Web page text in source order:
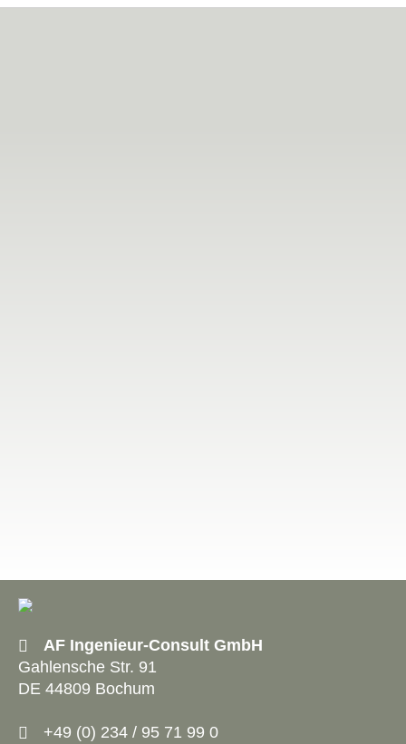
AF Ingenieur-Consult GmbH
Gahlensche Str. 91
DE 44809 Bochum
+49 (0) 234 / 95 71 99 0